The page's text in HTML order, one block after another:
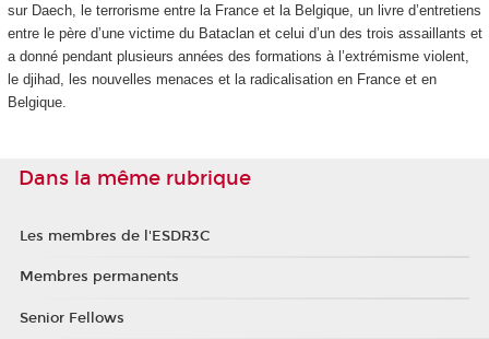
sur Daech, le terrorisme entre la France et la Belgique, un livre d’entretiens
entre le père d’une victime du Bataclan et celui d’un des trois assaillants et
a donné pendant plusieurs années des formations à l’extrémisme violent,
le djihad, les nouvelles menaces et la radicalisation en France et en
Belgique.
Dans la même rubrique
Les membres de l'ESDR3C
Membres permanents
Senior Fellows